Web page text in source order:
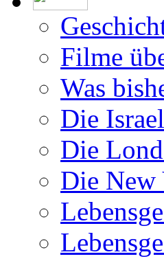
Filme
Was
Die
Die
Die New